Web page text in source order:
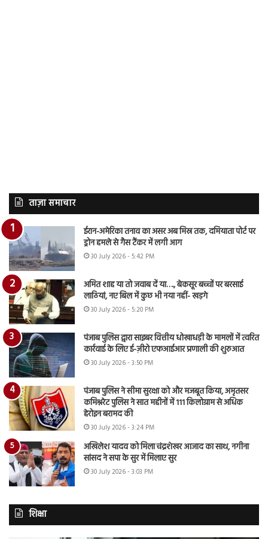
ताज़ा समाचार
ईरान-अमेरिका तनाव का असर अब मिस्र तक, दमियाता पोर्ट पर
ड्रोन हमले से गैस टैंकर में लगी आग
30 July 2026 - 5:42 PM
अमित शाह या तो जवाब दें या…., बेकसूर बच्चों पर बरसाई
लाठियां, नए बिल में कुछ भी नया नहीं- खड़गे
30 July 2026 - 5:20 PM
पंजाब पुलिस द्वारा साइबर वित्तीय धोखाधड़ी के मामलों में त्वरित
कार्रवाई के लिए ई-ज़ीरो एफआईआर प्रणाली की शुरुआत
30 July 2026 - 3:50 PM
पंजाब पुलिस ने सीमा सुरक्षा को और मजबूत किया, अमृतसर
कमिश्नरेट पुलिस ने सात महीनों में 111 किलोग्राम से अधिक
हेरोइन बरामद की
30 July 2026 - 3:24 PM
अखिलेश यादव को मिला चंद्रशेखर आजाद का साथ, नगीना
सांसद ने सपा के सुर में मिलाए सुर
30 July 2026 - 3:03 PM
शिक्षा